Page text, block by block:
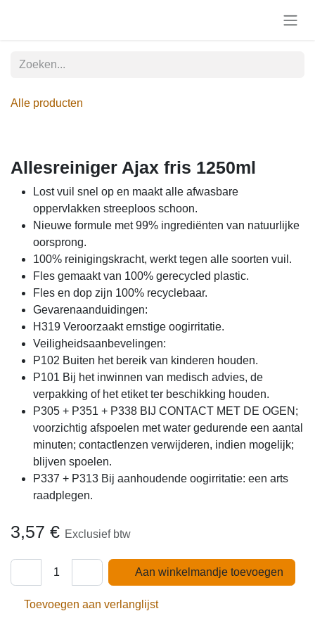
Alle producten
Allesreiniger Ajax fris 1250ml
Lost vuil snel op en maakt alle afwasbare
oppervlakken streeploos schoon.
Nieuwe formule met 99% ingrediënten van natuurlijke
oorsprong.
100% reinigingskracht, werkt tegen alle soorten vuil.
Fles gemaakt van 100% gerecycled plastic.
Fles en dop zijn 100% recyclebaar.
Gevarenaanduidingen:
H319 Veroorzaakt ernstige oogirritatie.
Veiligheidsaanbevelingen:
P102 Buiten het bereik van kinderen houden.
P101 Bij het inwinnen van medisch advies, de
verpakking of het etiket ter beschikking houden.
P305 + P351 + P338 BIJ CONTACT MET DE OGEN;
voorzichtig afspoelen met water gedurende een aantal
minuten; contactlenzen verwijderen, indien mogelijk;
blijven spoelen.
P337 + P313 Bij aanhoudende oogirritatie: een arts
raadplegen.
3,57 € Exclusief btw
Aan winkelmandje toevoegen
Toevoegen aan verlanglijst